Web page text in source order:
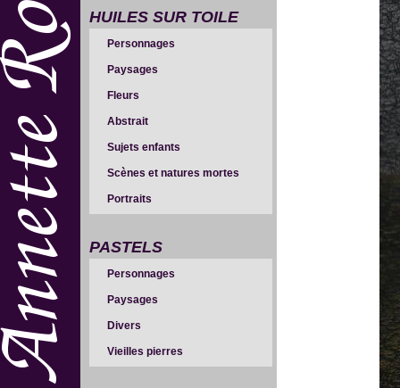
HUILES SUR TOILE
Personnages
Paysages
Fleurs
Abstrait
Sujets enfants
Scènes et natures mortes
Portraits
PASTELS
Personnages
Paysages
Divers
Vieilles pierres